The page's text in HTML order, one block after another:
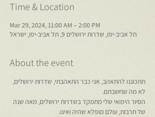
Time & Location
Mar 29, 2024, 11:00 AM – 2:00 PM
תל אביב-יפו, שדרות ירושלים 9, תל אביב-יפו, ישראל
About the event
תתכוננו להתאהב, אני כבר התאהבתי, שדרות ירושלים,
לא מה שחשבתם.
הסיור היפואי שלי מתמקד בשדרות ירושלים, מאה שנה
של תרבות, עולם מופלא שהיה ואינו.